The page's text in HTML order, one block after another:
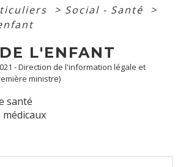
> Social - Santé
>
L'ENFANT
- Direction de l'information légale et
ministre)
santé
médicaux